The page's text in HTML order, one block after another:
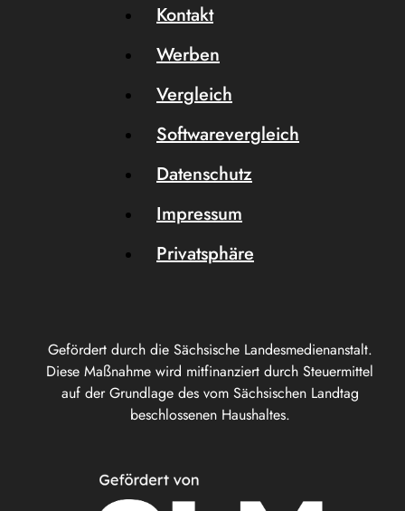
Gefördert durch die Sächsische Landesmedienanstalt.
Diese Maßnahme wird mitfinanziert durch Steuermittel
auf der Grundlage des vom Sächsischen Landtag
beschlossenen Haushaltes.
Kontakt
Werben
Vergleich
Softwarevergleich
Datenschutz
Impressum
Privatsphäre